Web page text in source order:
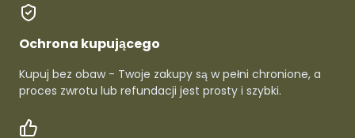
Ochrona kupującego
Kupuj bez obaw - Twoje zakupy są w pełni chronione, a
proces zwrotu lub refundacji jest prosty i szybki.